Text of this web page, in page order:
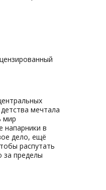
мечтала
мир
напарники в
дело, ещё
распутать
за пределы